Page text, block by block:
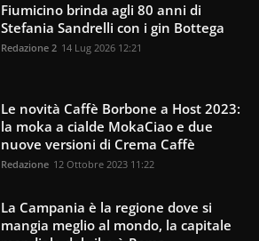
Fiumicino brinda agli 80 anni di
Stefania Sandrelli con i gin Bottega
Redazione 2 14 Lug 2026 12:21
Le novità Caffè Borbone a Host 2023:
la moka a cialde MokaCiao e due
nuove versioni di Crema Caffè
Redazione 12 Ottobre 2023 11:22
La Campania è la regione dove si
mangia meglio al mondo, la capitale